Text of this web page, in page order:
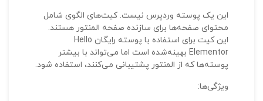
این یک پوسته وردپرس نیست. کیت‌های الگوی شامل
محتوای صفحه‌ها برای سازنده صفحه المنتور هستند.
این کیت برای استفاده با پوسته رایگان Hello
Elementor بهینه‌شده است اما می‌تواند با بیشتر
پوسته‌ها که از المنتور پشتیبانی می‌کنند، استفاده شود.
ویژگی‌ها: